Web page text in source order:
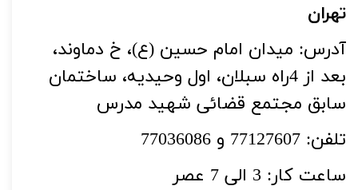
تهران
آدرس: میدان امام حسین (ع)، خ دماوند،
بعد از 4راه سبلان، اول وحیدیه، ساختمان
سابق مجتمع قضائی شهید مدرس
تلفن: 77127607 و 77036086
ساعت کار: 3 الی 7 عصر